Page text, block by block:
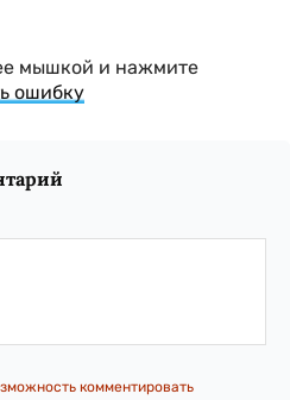
мышкой и нажмите
ошибку
комментировать